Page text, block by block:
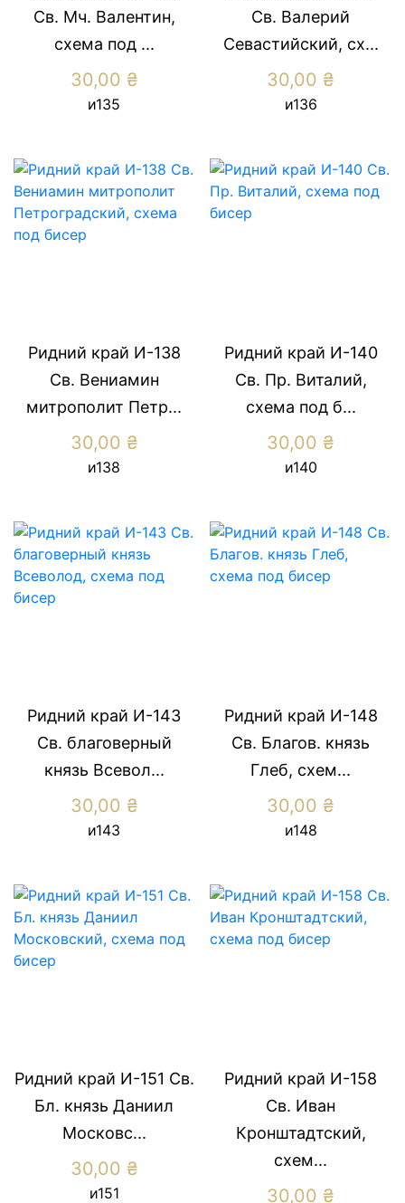
Св. Мч. Валентин,
схема под ...
30,00 ₴
и135
Св. Валерий
Севастийский, сх...
30,00 ₴
и136
Ридний край И-138
Св. Вениамин
митрополит Петр...
30,00 ₴
и138
Ридний край И-140
Св. Пр. Виталий,
схема под б...
30,00 ₴
и140
Ридний край И-143
Св. благоверный
князь Всевол...
30,00 ₴
и143
Ридний край И-148
Св. Благов. князь
Глеб, схем...
30,00 ₴
и148
Ридний край И-151 Св.
Бл. князь Даниил
Московс...
30,00 ₴
и151
Ридний край И-158
Св. Иван
Кронштадтский,
схем...
30,00 ₴